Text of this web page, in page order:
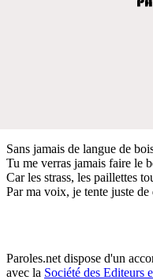
Sans jamais de langue de
Tu me verras jamais faire le
Car les strass, les paillettes
Par ma voix, je tente juste
Paroles.net dispose d'un
avec la Société des Editeurs